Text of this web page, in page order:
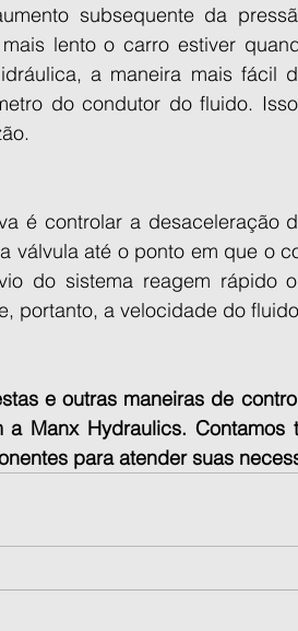
subsequente da
lento o carro estiver
a maneira mais
do condutor do fluido.
é controlar a desaceleração
válvula até o ponto em que o
do sistema reagem rápido
portanto, a velocidade do
e outras maneiras de
a Manx Hydraulics.
para atender suas